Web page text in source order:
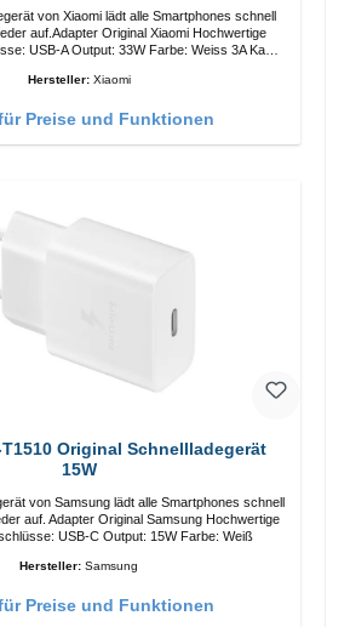
von Xiaomi lädt alle Smartphones schnell
Original Xiaomi Hochwertige
Hersteller: Xiaomi
Preise und Funktionen
Original Schnellladegerät
15W
von Samsung lädt alle Smartphones schnell
Samsung Hochwertige
Anschlüsse: USB-C Output: 15W Farbe: Weiß
Hersteller: Samsung
Preise und Funktionen